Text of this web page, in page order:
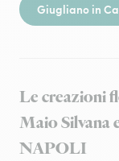
Giugliano in
Le creazioni
Maio Silvana
NAPOLI